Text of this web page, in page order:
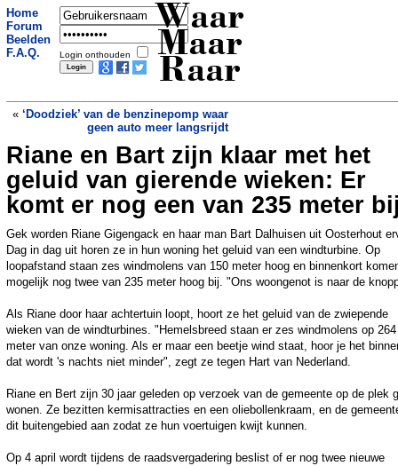
Home
Forum
Beelden
F.A.Q.
Login onthouden
Waar
Maar
Raar
« ‘Doodziek’ van de benzinepomp waar
geen auto meer langsrijdt
Stop je telefoon maar in een zakje:
docent bedenkt oplossing voor
telefoonverslaving in klas»
Riane en Bart zijn klaar met het
geluid van gierende wieken: Er
komt er nog een van 235 meter
Gek worden Riane Gigengack en haar man Bart Dalhuisen uit Oosterhout
Dag in dag uit horen ze in hun woning het geluid van een windturbine. Op
loopafstand staan zes windmolens van 150 meter hoog en binnenkort
mogelijk nog twee van 235 meter hoog bij. "Ons woongenot is naar de
Als Riane door haar achtertuin loopt, hoort ze het geluid van de zwiepende
wieken van de windturbines. "Hemelsbreed staan er zes windmolens op 264
meter van onze woning. Als er maar een beetje wind staat, hoor je het
dat wordt 's nachts niet minder", zegt ze tegen Hart van Nederland.
Riane en Bert zijn 30 jaar geleden op verzoek van de gemeente op de plek
wonen. Ze bezitten kermisattracties en een oliebollenkraam, en de
dit buitengebied aan zodat ze hun voertuigen kwijt kunnen.
Op 4 april wordt tijdens de raadsvergadering beslist of er nog twee nieuwe